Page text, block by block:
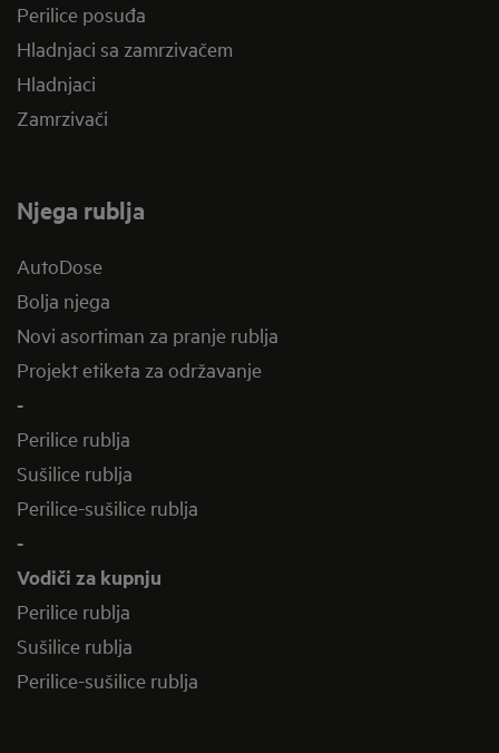
Perilice posuđa
Hladnjaci sa zamrzivačem
Hladnjaci
Zamrzivači
Njega rublja
AutoDose
Bolja njega
Novi asortiman za pranje rublja
Projekt etiketa za održavanje
-
Perilice rublja
Sušilice rublja
Perilice-sušilice rublja
-
Vodiči za kupnju
Perilice rublja
Sušilice rublja
Perilice-sušilice rublja